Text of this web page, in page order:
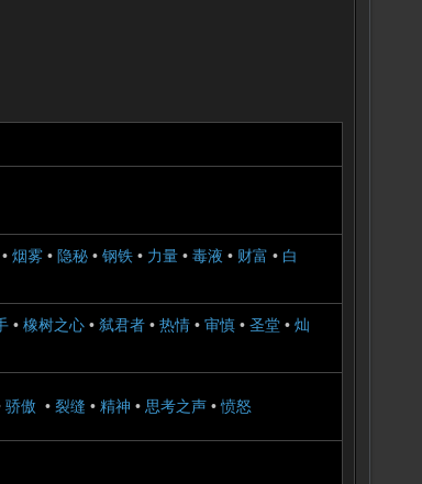
• 烟雾 • 隐秘 • 钢铁 • 力量 • 毒液 • 财富 • 白
• 橡树之心 • 弑君者 • 热情 • 审慎 • 圣堂 • 灿
骄傲 • 裂缝 • 精神 • 思考之声 •愤怒